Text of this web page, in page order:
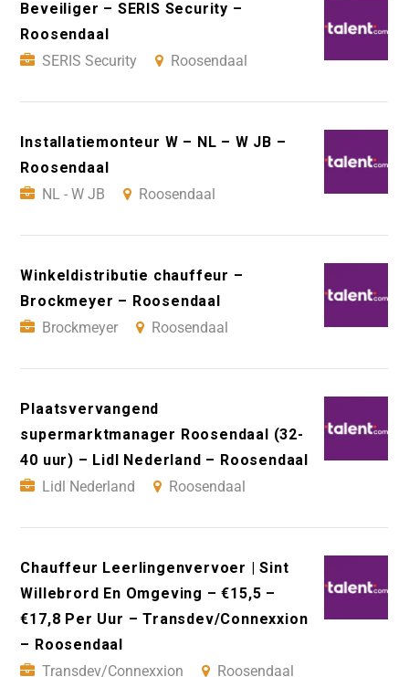
Beveiliger – SERIS Security –
Roosendaal
SERIS Security
Roosendaal
Installatiemonteur W – NL – W JB –
Roosendaal
NL - W JB
Roosendaal
Winkeldistributie chauffeur –
Brockmeyer – Roosendaal
Brockmeyer
Roosendaal
Plaatsvervangend
supermarktmanager Roosendaal (32-
40 uur) – Lidl Nederland – Roosendaal
Lidl Nederland
Roosendaal
Chauffeur Leerlingenvervoer | Sint
Willebrord En Omgeving – €15,5 –
€17,8 Per Uur – Transdev/Connexxion
– Roosendaal
Transdev/Connexxion
Roosendaal